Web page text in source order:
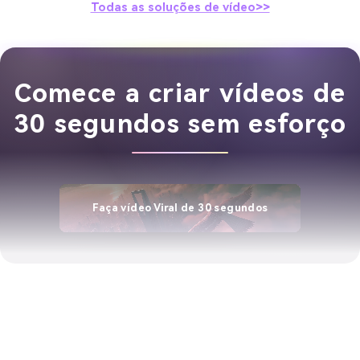
Todas as soluções de vídeo>>
Comece a criar vídeos de
30 segundos sem esforço
Faça vídeo Viral de 30 segundos